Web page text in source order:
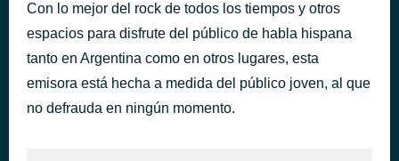
Con lo mejor del rock de todos los tiempos y otros
espacios para disfrute del público de habla hispana
tanto en Argentina como en otros lugares, esta
emisora está hecha a medida del público joven, al que
no defrauda en ningún momento.